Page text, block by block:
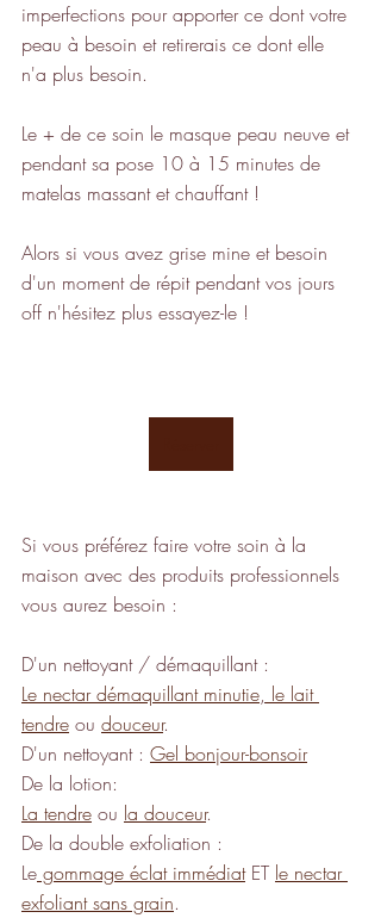
imperfections pour apporter ce dont votre
peau à besoin et retirerais ce dont elle
n'a plus besoin.
Le + de ce soin le masque peau neuve et
pendant sa pose 10 à 15 minutes de
matelas massant et chauffant !
Alors si vous avez grise mine et besoin
d'un moment de répit pendant vos jours
off n'hésitez plus essayez-le !
Si vous préférez faire votre soin à la
maison avec des produits professionnels
vous aurez besoin :
D'un nettoyant / démaquillant :
Le nectar démaquillant minutie, le lait
tendre ou douceur.
D'un nettoyant : Gel bonjour-bonsoir
De la lotion:
La tendre ou la douceur.
De la double exfoliation :
Le gommage éclat immédiat ET le nectar
exfoliant sans grain.